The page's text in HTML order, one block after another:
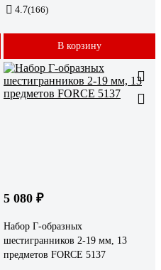
4.7(166)
В корзину
5 080 ₽
Набор Г-образных
шестигранников 2-19 мм, 13
предметов FORCE 5137